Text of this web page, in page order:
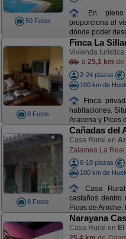
50 Fotos
En pleno
proporciona al
dónde poder
8 Fotos
Finca La
Vivienda turística
a 25,1 km de
2-24 plazas
100 km de
Finca
habitaciones.
Aracena y Picos
8 Fotos
Cañadas del
Casa Rural en
Zalamea La
6-10 plazas
100 km de
Casa
castaños dentro
Picos de
Narayana
Casa Rural en